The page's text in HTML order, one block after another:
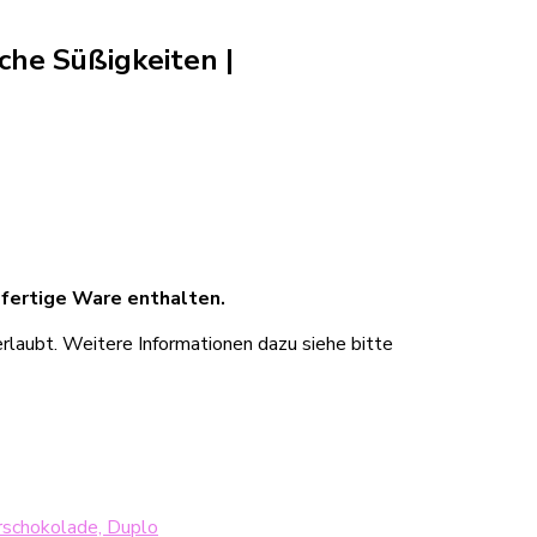
Süßigkeiten |
Ware enthalten.
Weitere Informationen dazu siehe bitte